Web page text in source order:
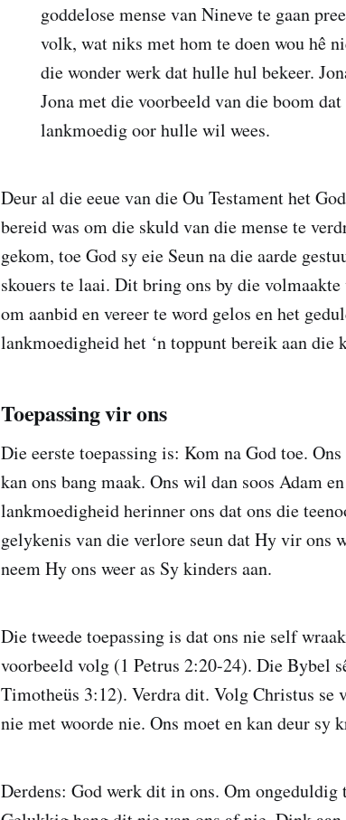
goddelose mense van Nineve te gaan
volk, wat niks met hom te doen wou hê
die wonder werk dat hulle hul bekeer.
Jona met die voorbeeld van die boom
lankmoedig oor hulle wil wees.
Deur al die eeue van die Ou Testament het
bereid was om die skuld van die mense te
gekom, toe God sy eie Seun na die aarde
skouers te laai. Dit bring ons by die
om aanbid en vereer te word gelos en het
lankmoedigheid het ‘n toppunt bereik aan die
Toepassing vir ons
Die eerste toepassing is: Kom na God toe.
kan ons bang maak. Ons wil dan soos Adam
lankmoedigheid herinner ons dat ons die
gelykenis van die verlore seun dat Hy vir ons
neem Hy ons weer as Sy kinders aan.
Die tweede toepassing is dat ons nie self
voorbeeld volg (1 Petrus 2:20-24). Die Bybel
Timotheüs 3:12). Verdra dit. Volg Christus se
nie met woorde nie. Ons moet en kan deur sy
Derdens: God werk dit in ons. Om ongeduldig